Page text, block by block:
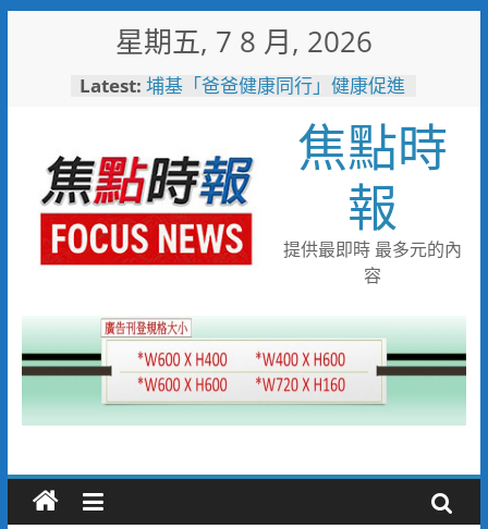
星期五, 7 8 月, 2026
Latest: 埔基「爸爸健康同行」健康促進
白海豚颱風來襲！台電台東區處
全面整備迎戰強風豪雨 籲多利
用「台灣電力APP」查詢
男子性侵偷拍又餵毒致傳播女暴
斃 法官審後判十四年六月徒刑
臺中榮總埔里分院攜手檢方 深
慎防熱中暑傷腎
焦點時
報
提供最即時 最多元的內
容